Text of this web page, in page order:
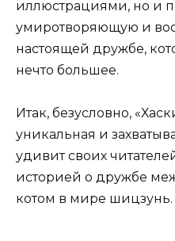
иллюстрациями, но и
умиротворяющую и
настоящей дружбе,
нечто большее.
Итак, безусловно,
уникальная и
удивит своих
историей о дружбе
котом в мире шицзунь.